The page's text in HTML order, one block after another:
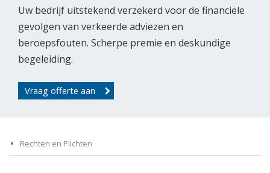
Uw bedrijf uitstekend verzekerd voor de financiële
gevolgen van verkeerde adviezen en
beroepsfouten. Scherpe premie en deskundige
begeleiding.
Vraag offerte aan
Rechten en Plichten